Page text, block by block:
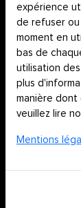
Auteur: Elisa
expérience
de refuser
moment en
bas de
utilisation
plus
manière dont
veuillez lire
Mentions